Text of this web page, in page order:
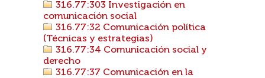
316.77:303 Investigación en
comunicación social
316.77:32 Comunicación política
(Técnicas y estrategias)
316.77:34 Comunicación social y
derecho
316.77:37 Comunicación en la